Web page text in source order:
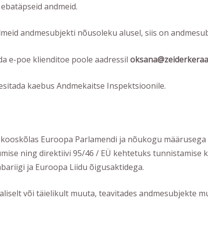
andmeid.
andmesubjekti nõusoleku alusel, siis on
e-poe klienditoe poole aadressil
kaebus Andmekaitse Inspektsioonile.
Euroopa Parlamendi ja nõukogu
ning direktiivi 95/46 / EÜ kehtetuks tunnistamise
ja Euroopa Liidu õigusaktidega.
või täielikult muuta, teavitades andmesubjekte